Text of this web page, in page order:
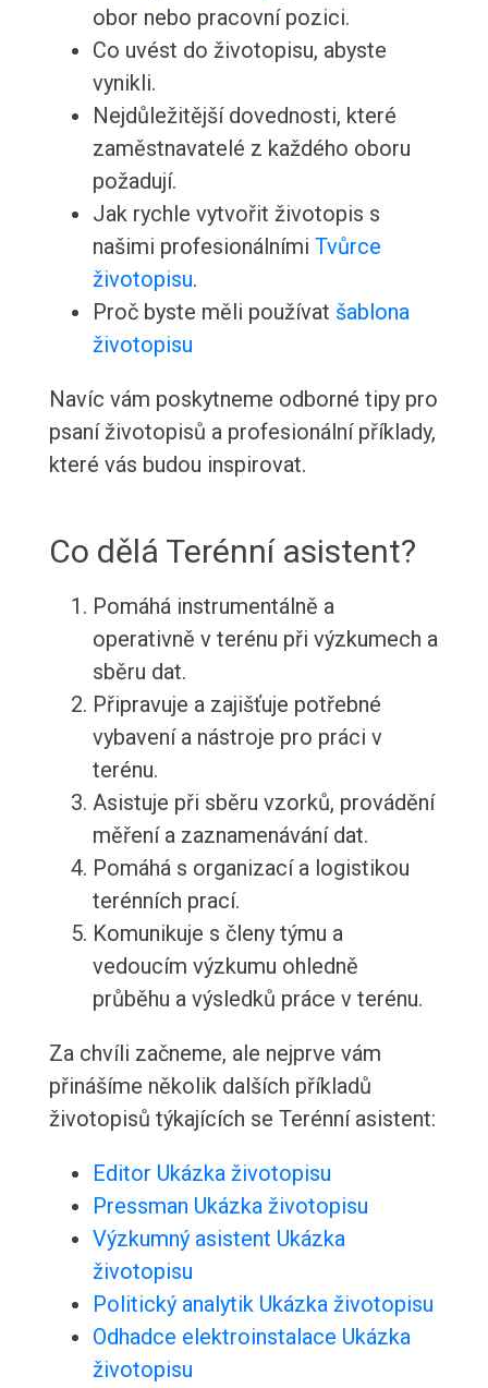
obor nebo pracovní pozici.
Co uvést do životopisu, abyste
vynikli.
Nejdůležitější dovednosti, které
zaměstnavatelé z každého oboru
požadují.
Jak rychle vytvořit životopis s
našimi profesionálními Tvůrce
životopisu.
Proč byste měli používat šablona
životopisu
Navíc vám poskytneme odborné tipy pro
psaní životopisů a profesionální příklady,
které vás budou inspirovat.
Co dělá Terénní asistent?
Pomáhá instrumentálně a
operativně v terénu při výzkumech a
sběru dat.
Připravuje a zajišťuje potřebné
vybavení a nástroje pro práci v
terénu.
Asistuje při sběru vzorků, provádění
měření a zaznamenávání dat.
Pomáhá s organizací a logistikou
terénních prací.
Komunikuje s členy týmu a
vedoucím výzkumu ohledně
průběhu a výsledků práce v terénu.
Za chvíli začneme, ale nejprve vám
přinášíme několik dalších příkladů
životopisů týkajících se Terénní asistent:
Editor Ukázka životopisu
Pressman Ukázka životopisu
Výzkumný asistent Ukázka
životopisu
Politický analytik Ukázka životopisu
Odhadce elektroinstalace Ukázka
životopisu